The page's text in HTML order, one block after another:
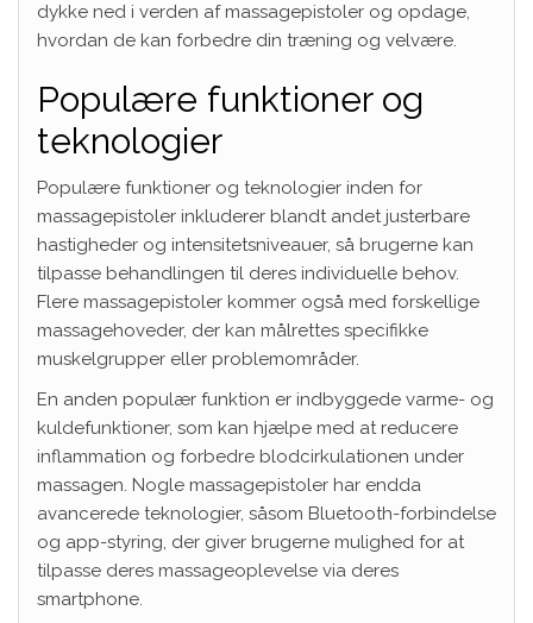
dykke ned i verden af massagepistoler og opdage,
hvordan de kan forbedre din træning og velvære.
Populære funktioner og
teknologier
Populære funktioner og teknologier inden for
massagepistoler inkluderer blandt andet justerbare
hastigheder og intensitetsniveauer, så brugerne kan
tilpasse behandlingen til deres individuelle behov.
Flere massagepistoler kommer også med forskellige
massagehoveder, der kan målrettes specifikke
muskelgrupper eller problemområder.
En anden populær funktion er indbyggede varme- og
kuldefunktioner, som kan hjælpe med at reducere
inflammation og forbedre blodcirkulationen under
massagen. Nogle massagepistoler har endda
avancerede teknologier, såsom Bluetooth-forbindelse
og app-styring, der giver brugerne mulighed for at
tilpasse deres massageoplevelse via deres
smartphone.